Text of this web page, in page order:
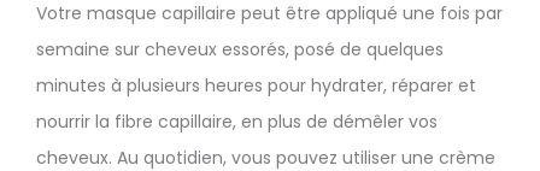
Votre masque capillaire peut être appliqué une fois par
semaine sur cheveux essorés, posé de quelques
minutes à plusieurs heures pour hydrater, réparer et
nourrir la fibre capillaire, en plus de démêler vos
cheveux. Au quotidien, vous pouvez utiliser une crème